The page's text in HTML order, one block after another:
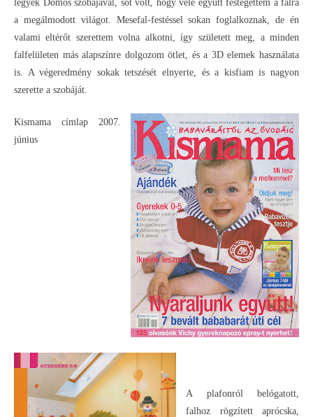
legyek Domos szobájával, sőt volt, hogy vele együtt festegettem a falra
a megálmodott világot. Mesefal-festéssel sokan foglalkoznak, de én
valami eltérőt szerettem volna alkotni, így született meg, a minden
falfelületen más alapszínre dolgozom ötlet, és a 3D elemek használata
is. A végeredmény sokak tetszését elnyerte, és a kisfiam is nagyon
szerette a szobáját.
Kismama címlap 2007.
június
A plafonról belógatott,
falhoz rögzített aprócska,